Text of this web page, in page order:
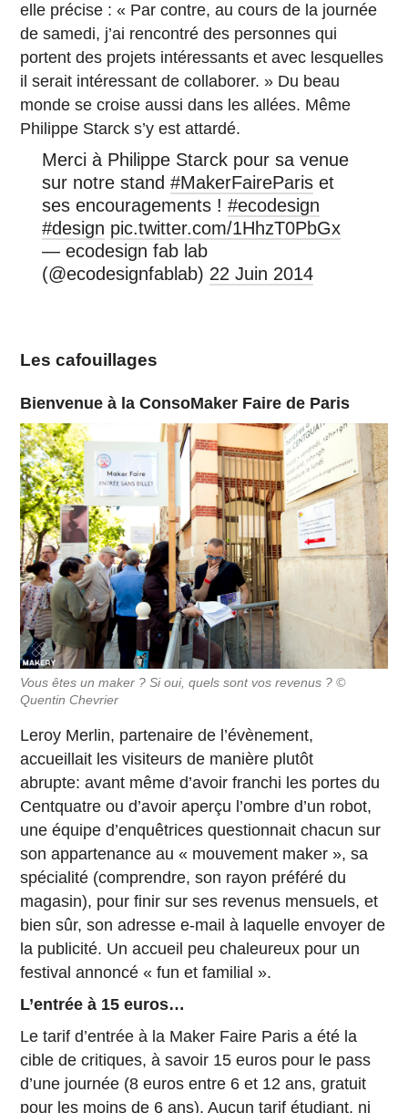
elle précise : « Par contre, au cours de la journée
de samedi, j’ai rencontré des personnes qui
portent des projets intéressants et avec lesquelles
il serait intéressant de collaborer. » Du beau
monde se croise aussi dans les allées. Même
Philippe Starck s’y est attardé.
Merci à Philippe Starck pour sa venue
sur notre stand#MakerFaireParis et
ses encouragements !#ecodesign
#design pic.twitter.com/1HhzT0PbGx
— ecodesign fab lab
(@ecodesignfablab) 22 Juin 2014
Les cafouillages
Bienvenue à la ConsoMaker Faire de Paris
Vous êtes un maker ? Si oui, quels sont vos revenus ? ©
Quentin Chevrier
Leroy Merlin, partenaire de l’évènement,
accueillait les visiteurs de manière plutôt
abrupte: avant même d’avoir franchi les portes du
Centquatre ou d’avoir aperçu l’ombre d’un robot,
une équipe d’enquêtrices questionnait chacun sur
son appartenance au « mouvement maker », sa
spécialité (comprendre, son rayon préféré du
magasin), pour finir sur ses revenus mensuels, et
bien sûr, son adresse e-mail à laquelle envoyer de
la publicité. Un accueil peu chaleureux pour un
festival annoncé « fun et familial ».
L’entrée à 15 euros…
Le tarif d’entrée à la Maker Faire Paris a été la
cible de critiques, à savoir 15 euros pour le pass
d’une journée (8 euros entre 6 et 12 ans, gratuit
pour les moins de 6 ans). Aucun tarif étudiant, ni